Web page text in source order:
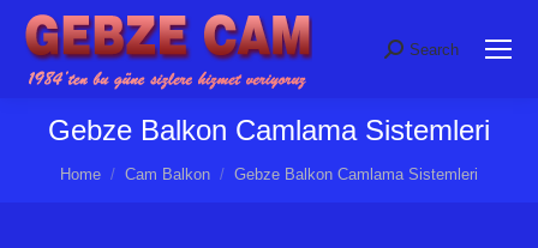
Search:
Search
Gebze Balkon Camlama Sistemleri
You are here:
Home Cam Balkon Gebze Balkon Camlama Sistemleri